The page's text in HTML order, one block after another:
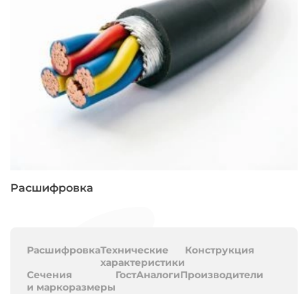
Расшифровка
РасшифровкаТехнические
характеристики
Конструкция
Сечения
и маркоразмеры
ГостАналогиПроизводители